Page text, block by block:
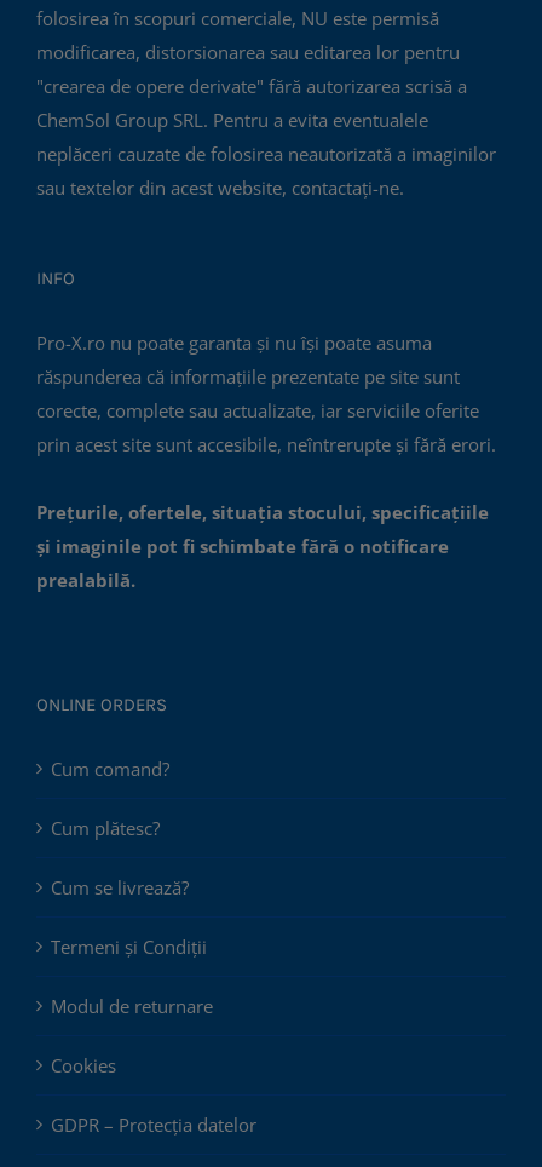
folosirea în scopuri comerciale, NU este permisă
modificarea, distorsionarea sau editarea lor pentru
"crearea de opere derivate" fără autorizarea scrisă a
ChemSol Group SRL. Pentru a evita eventualele
neplăceri cauzate de folosirea neautorizată a imaginilor
sau textelor din acest website, contactați-ne.
INFO
Pro-X.ro nu poate garanta și nu își poate asuma
răspunderea că informațiile prezentate pe site sunt
corecte, complete sau actualizate, iar serviciile oferite
prin acest site sunt accesibile, neîntrerupte și fără erori.
Prețurile, ofertele, situația stocului, specificațiile
și imaginile pot fi schimbate fără o notificare
prealabilă.
ONLINE ORDERS
Cum comand?
Cum plătesc?
Cum se livrează?
Termeni și Condiții
Modul de returnare
Cookies
GDPR – Protecția datelor